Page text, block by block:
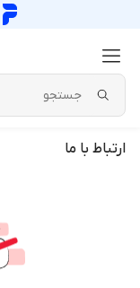
ارتباط با ما